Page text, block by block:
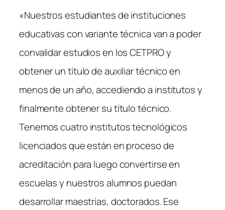
«Nuestros estudiantes de instituciones
educativas con variante técnica van a poder
convalidar estudios en los CETPRO y
obtener un título de auxiliar técnico en
menos de un año, accediendo a institutos y
finalmente obtener su título técnico.
Tenemos cuatro institutos tecnológicos
licenciados que están en proceso de
acreditación para luego convertirse en
escuelas y nuestros alumnos puedan
desarrollar maestrías, doctorados. Ese